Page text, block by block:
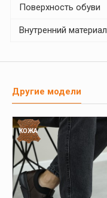
Поверхность обуви
Внутренний материал
Другие модели
КОЖА